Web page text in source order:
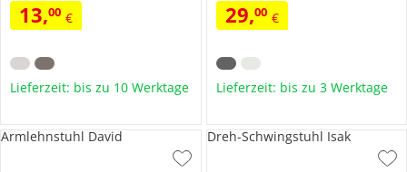
13,00 €
Lieferzeit: bis zu 10 Werktage
29,00 €
Lieferzeit: bis zu 3 Werktage
Armlehnstuhl David Dreh-Schwingstuhl Isak